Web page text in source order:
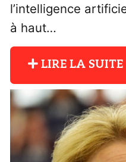
l’intelligence
à haut…
LIRE LA SUITE